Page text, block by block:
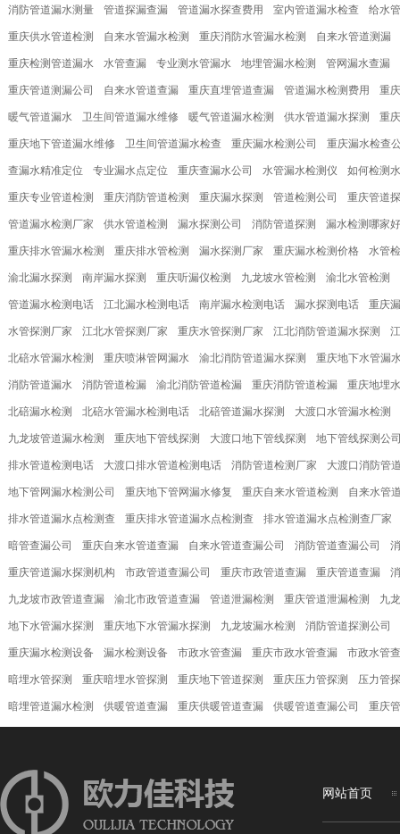
消防管道漏水测量 管道探漏查漏 管道漏水探查费用 室内管道漏水检查 给水
重庆供水管道检测 自来水管漏水检测 重庆消防水管漏水检测 自来水管道测漏
重庆检测管道漏水 水管查漏 专业测水管漏水 地埋管漏水检测 管网漏水查漏
重庆管道测漏公司 自来水管道查漏 重庆直埋管道查漏 管道漏水检测费用 重
暖气管道漏水 卫生间管道漏水维修 暖气管道漏水检测 供水管道漏水探测 重
重庆地下管道漏水维修 卫生间管道漏水检查 重庆漏水检测公司 重庆漏水检查
查漏水精准定位 专业漏水点定位 重庆查漏水公司 水管漏水检测仪 如何检测
重庆专业管道检测 重庆消防管道检测 重庆漏水探测 管道检测公司 重庆管道
管道漏水检测厂家 供水管道检测 漏水探测公司 消防管道探测 漏水检测哪家好
重庆排水管漏水检测 重庆排水管检测 漏水探测厂家 重庆漏水检测价格 水管
渝北漏水探测 南岸漏水探测 重庆听漏仪检测 九龙坡水管检测 渝北水管检测
管道漏水检测电话 江北漏水检测电话 南岸漏水检测电话 漏水探测电话 重庆
水管探测厂家 江北水管探测厂家 重庆水管探测厂家 江北消防管道漏水探测
北碚水管漏水检测 重庆喷淋管网漏水 渝北消防管道漏水探测 重庆地下水管漏
消防管道漏水 消防管道检漏 渝北消防管道检漏 重庆消防管道检漏 重庆地埋
北碚漏水检测 北碚水管漏水检测电话 北碚管道漏水探测 大渡口水管漏水检测
九龙坡管道漏水检测 重庆地下管线探测 大渡口地下管线探测 地下管线探测公
排水管道检测电话 大渡口排水管道检测电话 消防管道检测厂家 大渡口消防管
地下管网漏水检测公司 重庆地下管网漏水修复 重庆自来水管道检测 自来水管
排水管道漏水点检测查 重庆排水管道漏水点检测查 排水管道漏水点检测查厂家
暗管查漏公司 重庆自来水管道查漏 自来水管道查漏公司 消防管道查漏公司
重庆管道漏水探测机构 市政管道查漏公司 重庆市政管道查漏 重庆管道查漏
九龙坡市政管道查漏 渝北市政管道查漏 管道泄漏检测 重庆管道泄漏检测 九
地下水管漏水探测 重庆地下水管漏水探测 九龙坡漏水检测 消防管道探测公司
重庆漏水检测设备 漏水检测设备 市政水管查漏 重庆市政水管查漏 市政水管
暗埋水管探测 重庆暗埋水管探测 重庆地下管道探测 重庆压力管探测 压力管
暗埋管道漏水检测 供暖管道查漏 重庆供暖管道查漏 供暖管道查漏公司 重庆
网站首页